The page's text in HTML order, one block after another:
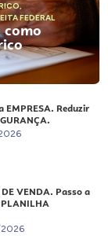
,
FEDERAL
como
EMPRESA. Reduzir
VENDA. Passo a